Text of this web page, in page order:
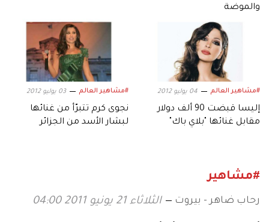
والموضة
#مشاهير العالم 04 يوليو 2012
إليسا قبضت 90 ألف دولار
مقابل غنائها "بلاي باك"
#مشاهير العالم 03 يوليو 2012
نجوى كرم تتبرّأ من غنائها
لبشار الأسد من الجزائر
#مشاهير
رحاب ضاهر - بيروت الثلاثاء 21 يونيو 2011 04:00